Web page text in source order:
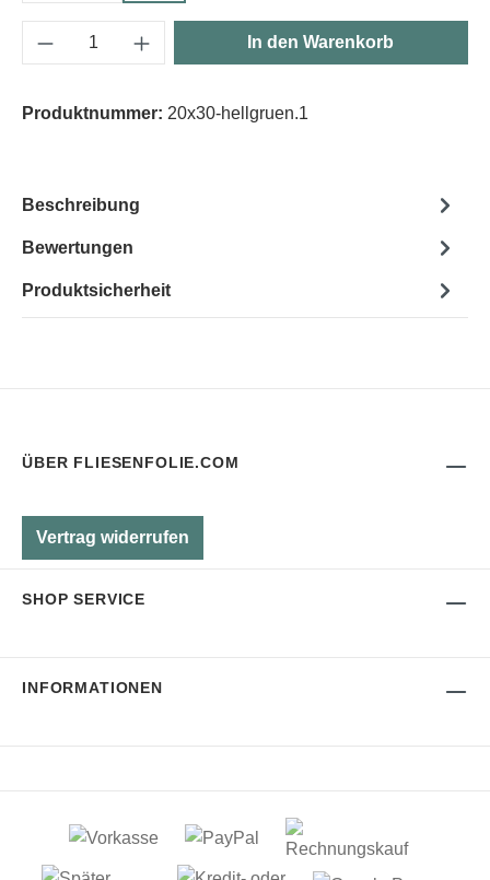
Produkt Anzahl: Gib den gewünschten
In den Warenkorb
Produktnummer: 20x30-hellgruen.1
Beschreibung
Bewertungen
Produktsicherheit
ÜBER FLIESENFOLIE.COM
Vertrag widerrufen
SHOP SERVICE
INFORMATIONEN